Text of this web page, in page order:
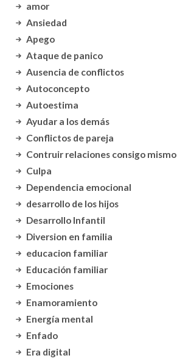
amor
Ansiedad
Apego
Ataque de panico
Ausencia de conflictos
Autoconcepto
Autoestima
Ayudar a los demás
Conflictos de pareja
Contruir relaciones consigo mismo
Culpa
Dependencia emocional
desarrollo de los hijos
Desarrollo Infantil
Diversion en familia
educacion familiar
Educación familiar
Emociones
Enamoramiento
Energía mental
Enfado
Era digital